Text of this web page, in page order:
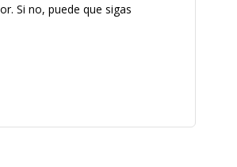
Si no, puede que sigas